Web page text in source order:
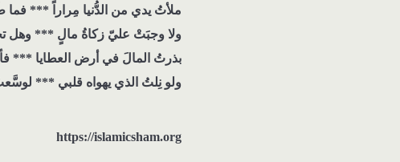
ملأتُ يدي من الدُّنيا مِراراً ***
ولا وجبَتْ عليّ زكاةُ مالٍ *** وهل
بذرتُ المالَ في أرض العطايا ***
ولو نِلتُ الذي يهواه قلبي ***
https://islamicsham.org